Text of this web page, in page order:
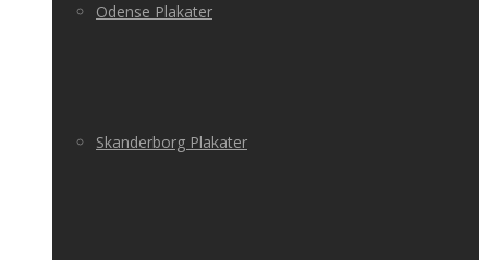
Odense Plakater
Skanderborg Plakater